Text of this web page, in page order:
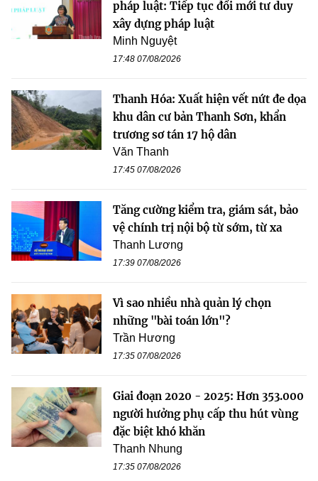
pháp luật: Tiếp tục đổi mới tư duy
xây dựng pháp luật
Minh Nguyệt
17:48 07/08/2026
Thanh Hóa: Xuất hiện vết nứt đe dọa
khu dân cư bản Thanh Sơn, khẩn
trương sơ tán 17 hộ dân
Văn Thanh
17:45 07/08/2026
Tăng cường kiểm tra, giám sát, bảo
vệ chính trị nội bộ từ sớm, từ xa
Thanh Lương
17:39 07/08/2026
Vì sao nhiều nhà quản lý chọn
những "bài toán lớn"?
Trần Hương
17:35 07/08/2026
Giai đoạn 2020 - 2025: Hơn 353.000
người hưởng phụ cấp thu hút vùng
đặc biệt khó khăn
Thanh Nhung
17:35 07/08/2026